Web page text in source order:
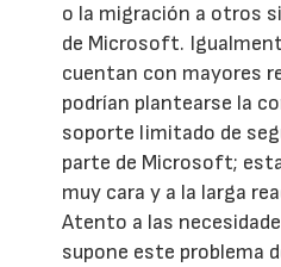
o la migración a otros
de Microsoft.
cuentan con mayores
podrían plantearse la
soporte limitado de
parte de Microsoft;
muy cara y a la larga
Atento a las
supone este problema